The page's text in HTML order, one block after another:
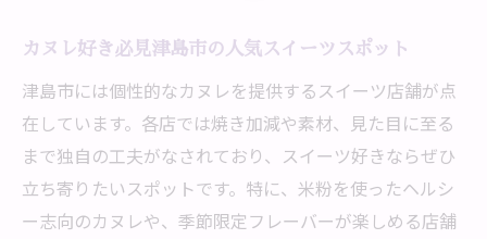
カヌレ好き必見津島市の人気スイーツスポット
津島市には個性的なカヌレを提供するスイーツ店舗が点
在しています。各店では焼き加減や素材、見た目に至る
まで独自の工夫がなされており、スイーツ好きならぜひ
立ち寄りたいスポットです。特に、米粉を使ったヘルシ
ー志向のカヌレや、季節限定フレーバーが楽しめる店舗